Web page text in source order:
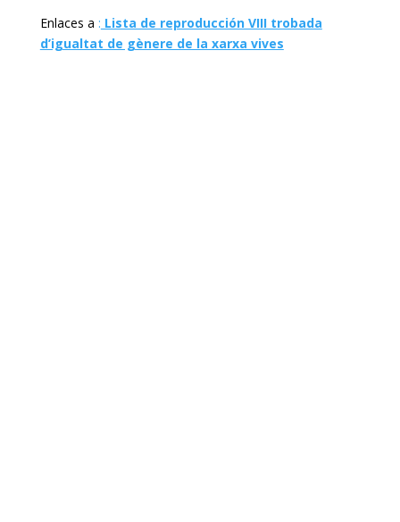
Enlaces a : Lista de reproducción VIII trobada
d’igualtat de gènere de la xarxa vives